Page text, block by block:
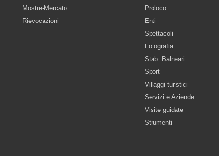
Mostre-Mercato
Rievocazioni
Proloco
Enti
Spettacoli
Fotografia
Stab. Balneari
Sport
Villaggi turistici
Servizi e Aziende
Visite guidate
Strumenti